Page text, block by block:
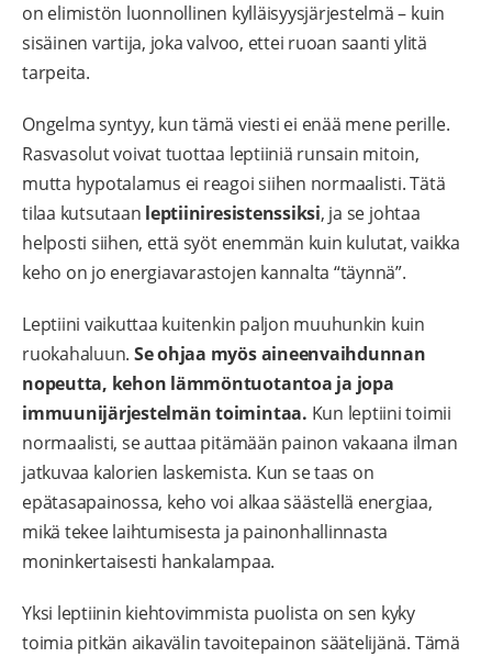
on elimistön luonnollinen kylläisyysjärjestelmä – kuin
sisäinen vartija, joka valvoo, ettei ruoan saanti ylitä
tarpeita.
Ongelma syntyy, kun tämä viesti ei enää mene perille.
Rasvasolut voivat tuottaa leptiiniä runsain mitoin,
mutta hypotalamus ei reagoi siihen normaalisti. Tätä
tilaa kutsutaan leptiiniresistenssiksi, ja se johtaa
helposti siihen, että syöt enemmän kuin kulutat, vaikka
keho on jo energiavarastojen kannalta “täynnä”.
Leptiini vaikuttaa kuitenkin paljon muuhunkin kuin
ruokahaluun. Se ohjaa myös aineenvaihdunnan
nopeutta, kehon lämmöntuotantoa ja jopa
immuunijärjestelmän toimintaa. Kun leptiini toimii
normaalisti, se auttaa pitämään painon vakaana ilman
jatkuvaa kalorien laskemista. Kun se taas on
epätasapainossa, keho voi alkaa säästellä energiaa,
mikä tekee laihtumisesta ja painonhallinnasta
moninkertaisesti hankalampaa.
Yksi leptiinin kiehtovimmista puolista on sen kyky
toimia pitkän aikavälin tavoitepainon säätelijänä. Tämä